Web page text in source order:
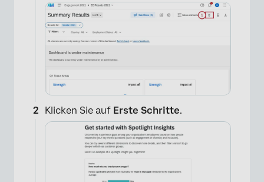
Klicken Sie auf Erste Schritte.